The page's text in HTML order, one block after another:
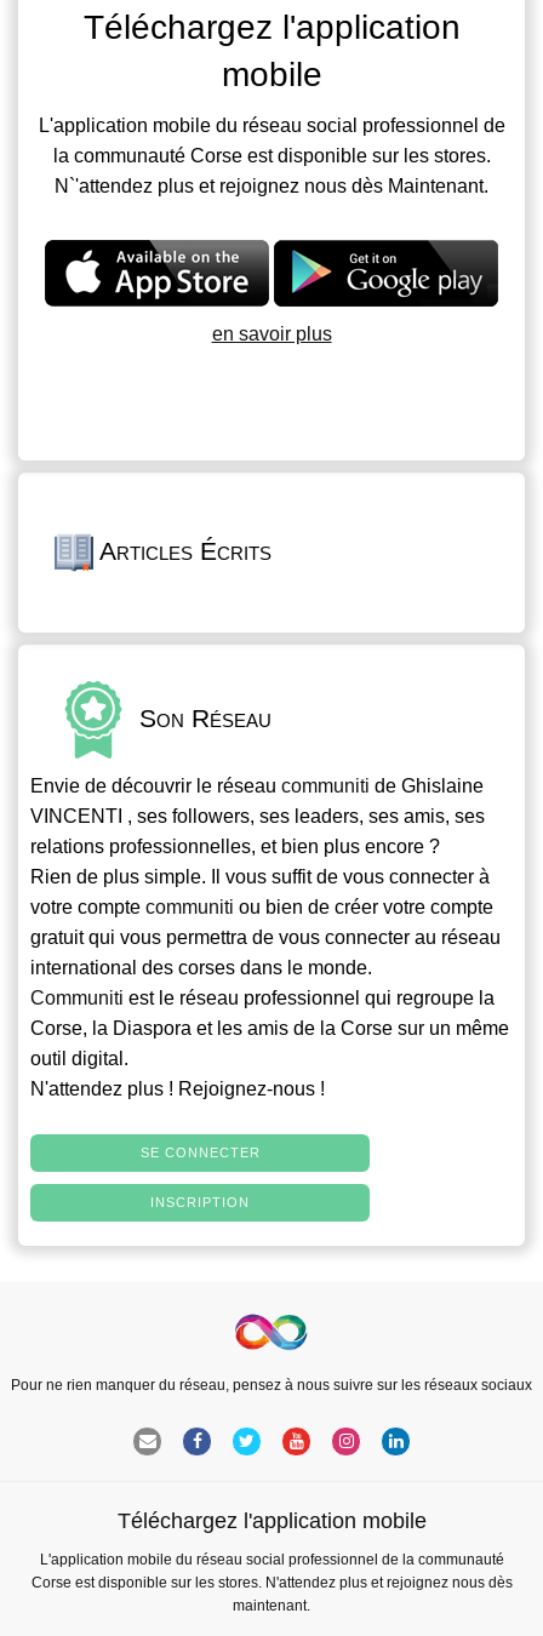
Téléchargez l'application
mobile
L'application mobile du réseau social professionnel de
la communauté Corse est disponible sur les stores.
N`'attendez plus et rejoignez nous dès Maintenant.
en savoir plus
Articles Écrits
Son Réseau
Envie de découvrir le réseau communiti de Ghislaine
VINCENTI , ses followers, ses leaders, ses amis, ses
relations professionnelles, et bien plus encore ?
Rien de plus simple. Il vous suffit de vous connecter à
votre compte communiti ou bien de créer votre compte
gratuit qui vous permettra de vous connecter au réseau
international des corses dans le monde.
Communiti est le réseau professionnel qui regroupe la
Corse, la Diaspora et les amis de la Corse sur un même
outil digital.
N'attendez plus ! Rejoignez-nous !
SE CONNECTER
INSCRIPTION
Pour ne rien manquer du réseau, pensez à nous suivre sur les réseaux sociaux
Téléchargez l'application mobile
L'application mobile du réseau social professionnel de la communauté
Corse est disponible sur les stores. N'attendez plus et rejoignez nous dès
maintenant.